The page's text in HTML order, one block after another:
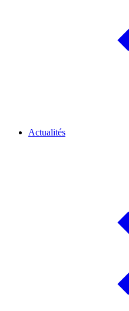
Actualités